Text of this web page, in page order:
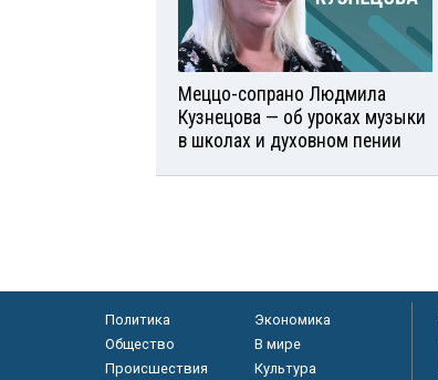
Меццо-сопрано Людмила
Кузнецова — об уроках музыки
в школах и духовном пении
Политика
Экономика
Общество
В мире
Происшествия
Культура